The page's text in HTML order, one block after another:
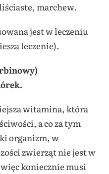
marchew.
jest w leczeniu
leczenie).
witamina, która
a co za tym
organizm, w
zwierząt nie jest w
koniecznie musi